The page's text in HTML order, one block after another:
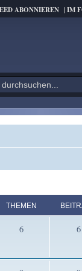
ABONNIEREN |IM
THEMEN
6T
6B